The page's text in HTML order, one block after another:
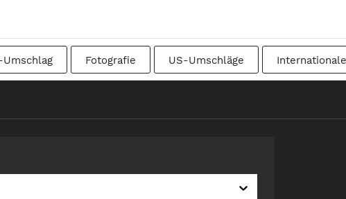
Umschlag Fotografie US-Umschläge
Traditionell britisch